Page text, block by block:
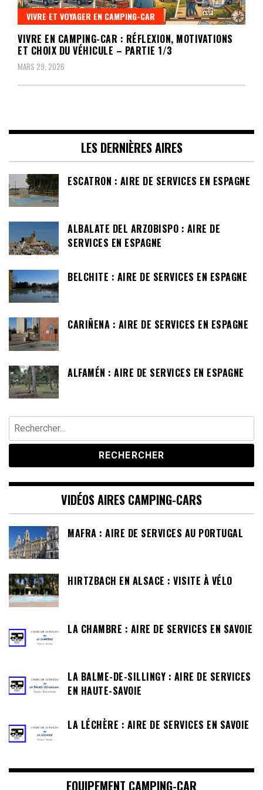
VIVRE ET VOYAGER EN CAMPING-CAR
VIVRE EN CAMPING-CAR : RÉFLEXION, MOTIVATIONS
ET CHOIX DU VÉHICULE – PARTIE 1/3
MARS 29, 2026
LES DERNIÈRES AIRES
ESCATRON : AIRE DE SERVICES EN ESPAGNE
ALBALATE DEL ARZOBISPO : AIRE DE
SERVICES EN ESPAGNE
BELCHITE : AIRE DE SERVICES EN ESPAGNE
CARIÑENA : AIRE DE SERVICES EN ESPAGNE
ALFAMÉN : AIRE DE SERVICES EN ESPAGNE
Rechercher :
VIDÉOS AIRES CAMPING-CARS
MAFRA : AIRE DE SERVICES AU PORTUGAL
HIRTZBACH EN ALSACE : VISITE À VÉLO
LA CHAMBRE : AIRE DE SERVICES EN SAVOIE
LA BALME-DE-SILLINGY : AIRE DE SERVICES
EN HAUTE-SAVOIE
LA LÉCHÈRE : AIRE DE SERVICES EN SAVOIE
EQUIPEMENT CAMPING-CAR